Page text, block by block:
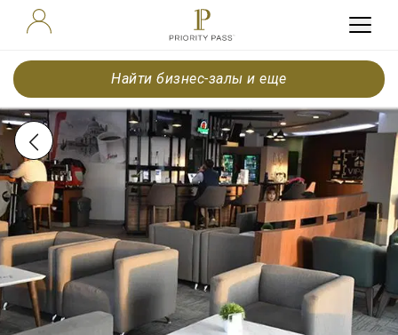
Найти бизнес-залы и еще